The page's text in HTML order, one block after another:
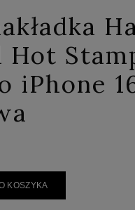
Hot
iPhone
KOSZYKA